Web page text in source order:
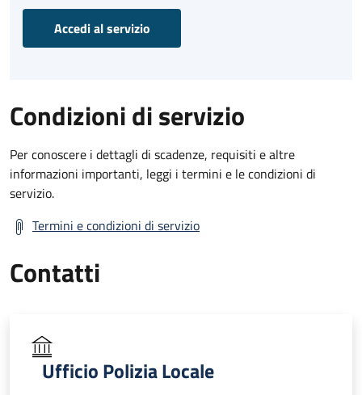
Accedi al servizio
Condizioni di servizio
Per conoscere i dettagli di scadenze, requisiti e altre
informazioni importanti, leggi i termini e le condizioni di
servizio.
Termini e condizioni di servizio
Contatti
Ufficio Polizia Locale